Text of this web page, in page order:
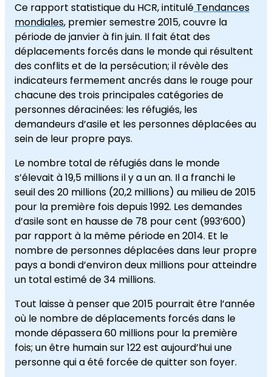
Ce rapport statistique du HCR, intitulé Tendances
mondiales, premier semestre 2015, couvre la
période de janvier à fin juin. Il fait état des
déplacements forcés dans le monde qui résultent
des conflits et de la persécution; il révèle des
indicateurs fermement ancrés dans le rouge pour
chacune des trois principales catégories de
personnes déracinées: les réfugiés, les
demandeurs d’asile et les personnes déplacées au
sein de leur propre pays.
Le nombre total de réfugiés dans le monde
s’élevait à 19,5 millions il y a un an. Il a franchi le
seuil des 20 millions (20,2 millions) au milieu de 2015
pour la première fois depuis 1992. Les demandes
d’asile sont en hausse de 78 pour cent (993’600)
par rapport à la même période en 2014. Et le
nombre de personnes déplacées dans leur propre
pays a bondi d’environ deux millions pour atteindre
un total estimé de 34 millions.
Tout laisse à penser que 2015 pourrait être l’année
où le nombre de déplacements forcés dans le
monde dépassera 60 millions pour la première
fois; un être humain sur 122 est aujourd’hui une
personne qui a été forcée de quitter son foyer.